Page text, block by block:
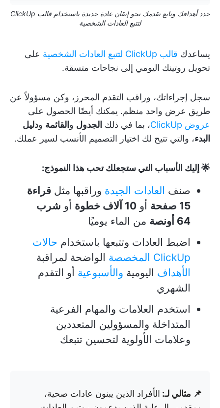
حدد أهدافك وتابع تقدمك نحو إتقان عادة جديدة باستخدام قالب ClickUp
لتتبع العادات الشخصية
يساعدك قالب ClickUp لتتبع العادات الشخصية
على
تحويل روتينك اليومي إلى نجاحات متسقة.
سجل إجراءاتك، وراقب التقدم المحرز، وكن مسؤولاً عن
طريق عرض واحد منظم. يمكنك أيضًا الحصول على
عروض ClickUp
، بما في ذلك الجدول و القائمة ودليل
البدء، والتي تتيح لك اختيار التصميم الأنسب لسير عملك.
🌟 إليك الأسباب التي ستجعلك تحب هذا النموذج:
صنف العادات الجيدة وراقبها مثل قراءة
15 صفحة
أو 10 آلاف خطوة أو شرب
64 أونصة
من الماء يوميًا
اضبط العادات وتتبعها باستخدام حالات
ClickUp المخصصة
الواضحة لمراقبة
الأهداف اليومية والأسبوعية أو التقدم
الشهري
استخدم العلامات والمهام الفرعية
المتداخلة والمسؤولين المتعددين
وعلامات الأولوية لتحسين تتبعك
📌 مثالي لـ: الأفراد الذين يبنون عادات صحية،